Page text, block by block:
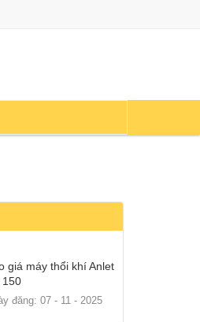
giá máy thổi khí Anlet
150
đăng: 07 - 11 - 2025